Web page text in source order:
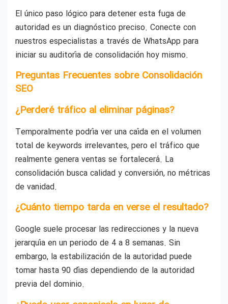
El único paso lógico para detener esta fuga de
autoridad es un diagnóstico preciso. Conecte con
nuestros especialistas a través de WhatsApp para
iniciar su auditoría de consolidación hoy mismo.
Preguntas Frecuentes sobre Consolidación
SEO
¿Perderé tráfico al eliminar páginas?
Temporalmente podría ver una caída en el volumen
total de keywords irrelevantes, pero el tráfico que
realmente genera ventas se fortalecerá. La
consolidación busca calidad y conversión, no métricas
de vanidad.
¿Cuánto tiempo tarda en verse el resultado?
Google suele procesar las redirecciones y la nueva
jerarquía en un periodo de 4 a 8 semanas. Sin
embargo, la estabilización de la autoridad puede
tomar hasta 90 días dependiendo de la autoridad
previa del dominio.